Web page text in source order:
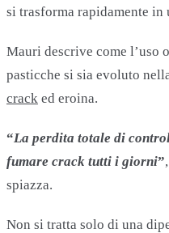
si trasforma rapidamente in
Mauri descrive come l’uso
pasticche si sia evoluto
crack ed eroina.
“La perdita totale di
fumare crack tutti i giorni”
spiazza.
Non si tratta solo di una